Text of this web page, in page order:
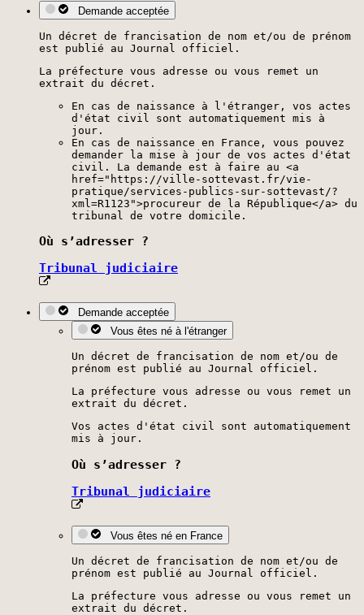
Demande acceptée
Un décret de francisation de nom et/ou de prénom
est publié au Journal officiel.
La préfecture vous adresse ou vous remet un
extrait du décret.
En cas de naissance à l'étranger, vos actes
d'état civil sont automatiquement mis à
jour.
En cas de naissance en France, vous pouvez
demander la mise à jour de vos actes d'état
civil. La demande est à faire au <a
href="https://ville-sottevast.fr/vie-
pratique/services-publics-sur-sottevast/?
xml=R1123">procureur de la République</a> du
tribunal de votre domicile.
Où s’adresser ?
Tribunal judiciaire
Demande acceptée
Vous êtes né à l'étranger
Un décret de francisation de nom et/ou de
prénom est publié au Journal officiel.
La préfecture vous adresse ou vous remet un
extrait du décret.
Vos actes d'état civil sont automatiquement
mis à jour.
Où s’adresser ?
Tribunal judiciaire
Vous êtes né en France
Un décret de francisation de nom et/ou de
prénom est publié au Journal officiel.
La préfecture vous adresse ou vous remet un
extrait du décret.